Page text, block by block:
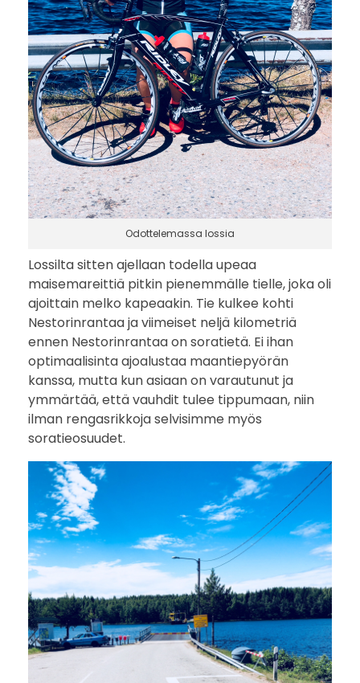
Odottelemassa lossia
Lossilta sitten ajellaan todella upeaa
maisemareittiä pitkin pienemmälle tielle, joka oli
ajoittain melko kapeaakin. Tie kulkee kohti
Nestorinrantaa ja viimeiset neljä kilometriä
ennen Nestorinrantaa on soratietä. Ei ihan
optimaalisinta ajoalustaa maantiepyörän
kanssa, mutta kun asiaan on varautunut ja
ymmärtää, että vauhdit tulee tippumaan, niin
ilman rengasrikkoja selvisimme myös
soratieosuudet.